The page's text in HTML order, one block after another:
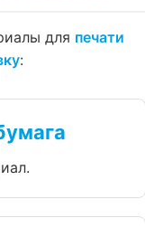
для печати
: